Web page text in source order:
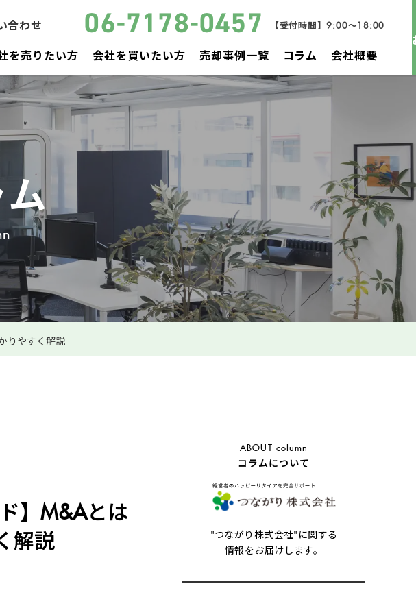
合わせ 06-7178-0457 【受付時間】9:00～18:00
を売りたい方 会社を買いたい方 売却事例一覧 コラム 会社概要
ム
りやすく解説
】M&Aとは
解説
ABOUT column
コラムについて
"つながり株式会社"に関する
情報をお届けします。